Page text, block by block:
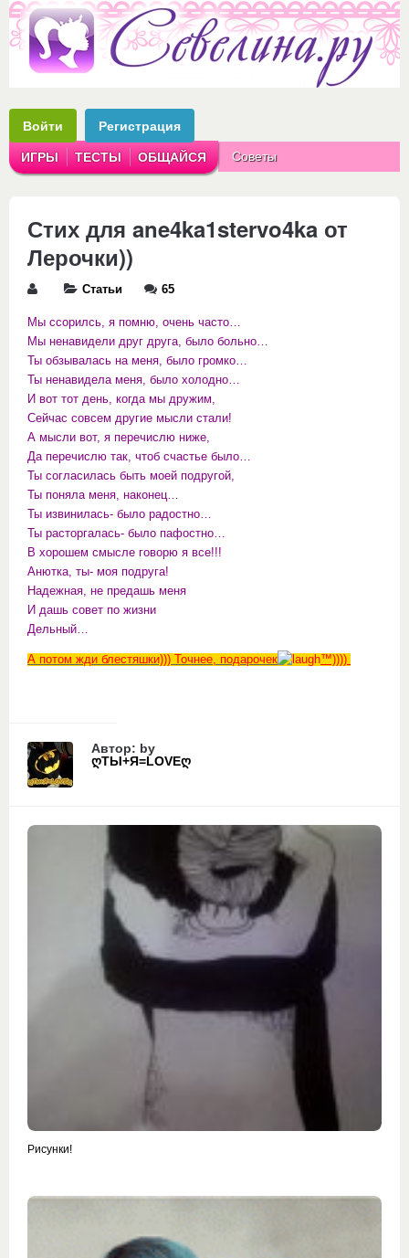
Войти Регистрация
ИГРЫ ТЕСТЫ ОБЩАЙСЯ Советы
Стих для ane4ka1stervo4ka от
Лерочки))
Статьи 65
Мы ссорилсь, я помню, очень часто…
Мы ненавидели друг друга, было больно…
Ты обзывалась на меня, было громко…
Ты ненавидела меня, было холодно…
И вот тот день, когда мы дружим,
Сейчас совсем другие мысли стали!
А мысли вот, я перечислю ниже,
Да перечислю так, чтоб счастье было…
Ты согласилась быть моей подругой,
Ты поняла меня, наконец…
Ты извинилась- было радостно…
Ты расторгалась- было пафостно…
В хорошем смысле говорю я все!!!
Анютка, ты- моя подруга!
Надежная, не предашь меня
И дашь совет по жизни
Дельный…
А потом жди блестяшки))) Точнее, подарочек ™))))
Автор: by
ღТЫ+Я=LOVEღ
Рисунки!